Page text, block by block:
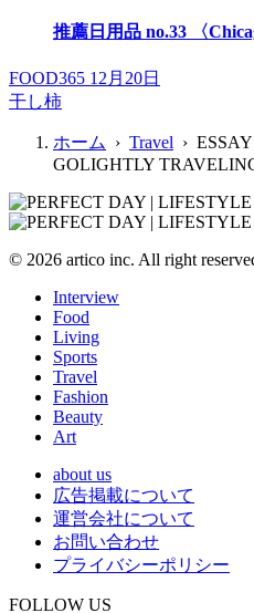
推薦日用品 no.33 〈
FOOD365 12月20日
干し柿
ホーム › Travel ›
GOLIGHTLY
© 2026 artico inc. All right
Interview
Food
Living
Sports
Travel
Fashion
Beauty
Art
about us
広告掲載について
運営会社について
お問い合わせ
プライバシーポリシー
FOLLOW US